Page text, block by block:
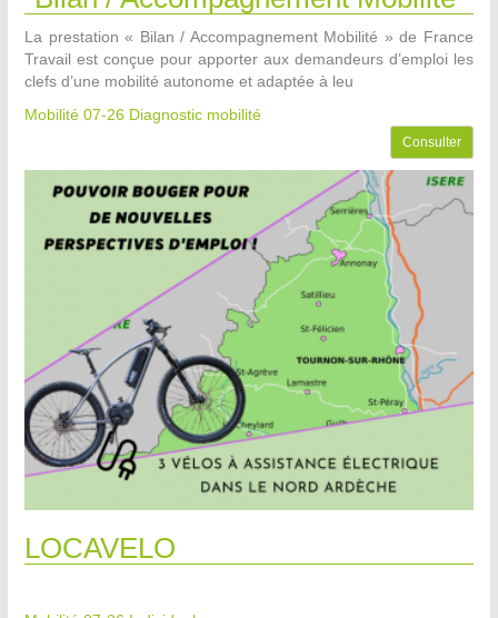
La prestation « Bilan / Accompagnement Mobilité » de France
Travail est conçue pour apporter aux demandeurs d’emploi les
clefs d’une mobilité autonome et adaptée à leu
Mobilité 07-26 Diagnostic mobilité
Consulter
LOCAVELO